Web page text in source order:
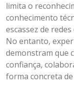
limita o
conhecimento
escassez de
No entanto,
demonstram que
confiança,
forma concreta